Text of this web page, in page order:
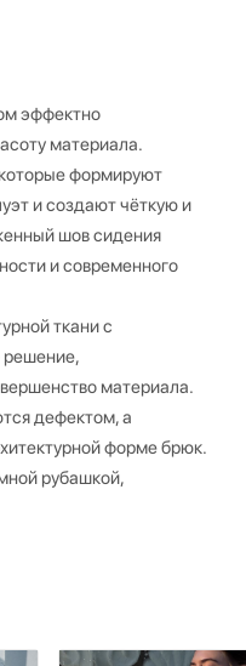
эффектно
материала.
формируют
и создают чёткую и
шов сидения
и современного
ткани с
решение,
материала.
дефектом, а
форме брюк.
рубашкой,